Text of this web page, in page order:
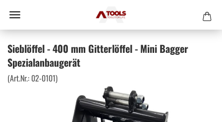
Sieblöffel - 400 mm Gitterlöffel - Mini Bagger
Spezialanbaugerät
(Art.Nr.: 02-0101)